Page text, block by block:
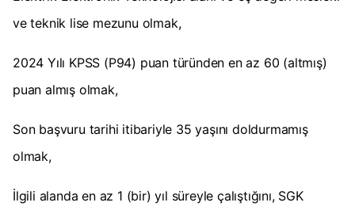
ve teknik lise mezunu olmak,
2024 Yılı KPSS (P94) puan türünden en az 60 (altmış)
puan almış olmak,
Son başvuru tarihi itibariyle 35 yaşını doldurmamış
olmak,
İlgili alanda en az 1 (bir) yıl süreyle çalıştığını, SGK